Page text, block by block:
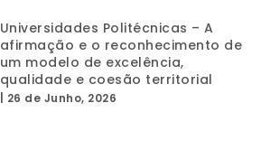
Universidades Politécnicas – A
afirmação e o reconhecimento de
um modelo de excelência,
qualidade e coesão territorial
26 de Junho, 2026